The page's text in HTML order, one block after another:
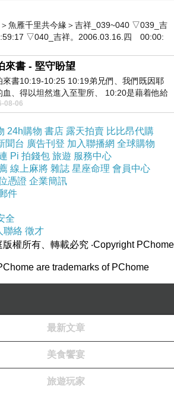
魚雁千里共今緣＞吉祥_039~040 ▽039_吉
▽040_吉祥。2006.03.16.四 00:00:
來書 - 堅守盼望
來書10:19-10:25 10:19弟兄們、我們既因耶
血、得以坦然進入至聖所、 10:20是藉着他給
開了一條又新又活的路從幔子經過
08-06
24h購物 書店 露天拍賣 比比昂代購
聞台 廣告刊登 加入聯播網 全球購物
Pi 拍錢包 旅遊 服務中心
線上麻將 雜誌 星座命理 會員中心
憑證 企業簡訊
件
全
聯絡 徵才
版權所有、轉載必究 ‧Copyright PChome
are trademarks of PChome
最新文章
美食饗宴
旅遊玩家